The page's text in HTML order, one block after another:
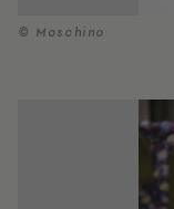
© Moschino